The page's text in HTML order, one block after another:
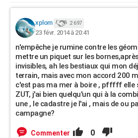
xplom 2 697
23 févr. 2014 à 20:41
n'empêche je rumine contre les
mettre un piquet sur les
invisibles, ah les bestiaux qui mon
terrain, mais avec mon accord 200
c'est pas ma mer à boire , pfffff elle
ZUT, j'ai bien quelqu'un qui à la
une , le cadastre je l'ai , mais de ou
campagne?
Commenter 0